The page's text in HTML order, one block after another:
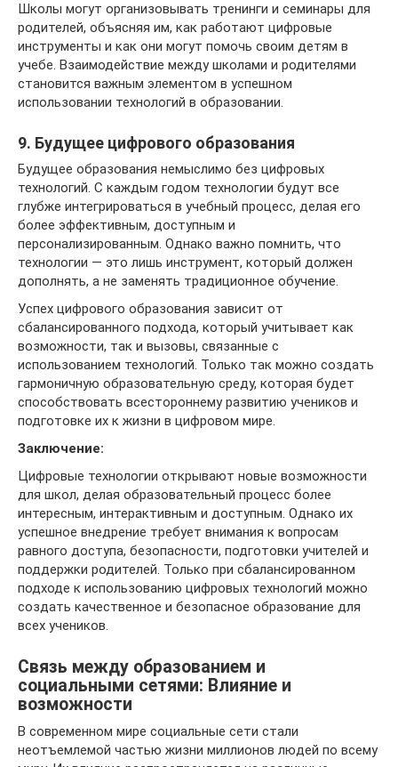
Школы могут организовывать тренинги и семинары для
родителей, объясняя им, как работают цифровые
инструменты и как они могут помочь своим детям в
учебе. Взаимодействие между школами и родителями
становится важным элементом в успешном
использовании технологий в образовании.
9. Будущее цифрового образования
Будущее образования немыслимо без цифровых
технологий. С каждым годом технологии будут все
глубже интегрироваться в учебный процесс, делая его
более эффективным, доступным и
персонализированным. Однако важно помнить, что
технологии — это лишь инструмент, который должен
дополнять, а не заменять традиционное обучение.
Успех цифрового образования зависит от
сбалансированного подхода, который учитывает как
возможности, так и вызовы, связанные с
использованием технологий. Только так можно создать
гармоничную образовательную среду, которая будет
способствовать всестороннему развитию учеников и
подготовке их к жизни в цифровом мире.
Заключение:
Цифровые технологии открывают новые возможности
для школ, делая образовательный процесс более
интересным, интерактивным и доступным. Однако их
успешное внедрение требует внимания к вопросам
равного доступа, безопасности, подготовки учителей и
поддержки родителей. Только при сбалансированном
подходе к использованию цифровых технологий можно
создать качественное и безопасное образование для
всех учеников.
Связь между образованием и
социальными сетями: Влияние и
возможности
В современном мире социальные сети стали
неотъемлемой частью жизни миллионов людей по всему